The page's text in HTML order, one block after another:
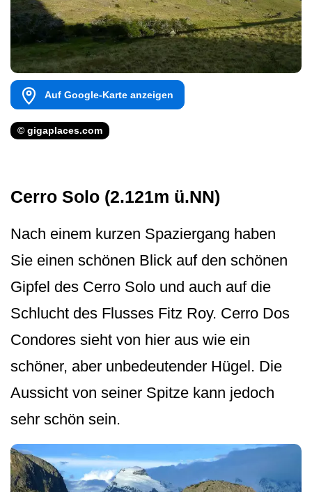
Auf Google-Karte anzeigen
© gigaplaces.com
Cerro Solo (2.121m ü.NN)
Nach einem kurzen Spaziergang haben
Sie einen schönen Blick auf den schönen
Gipfel des Cerro Solo und auch auf die
Schlucht des Flusses Fitz Roy. Cerro Dos
Condores sieht von hier aus wie ein
schöner, aber unbedeutender Hügel. Die
Aussicht von seiner Spitze kann jedoch
sehr schön sein.